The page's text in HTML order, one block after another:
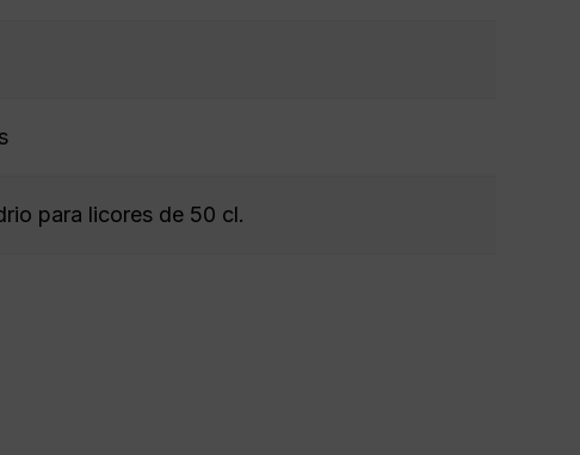
para licores de 50 cl.